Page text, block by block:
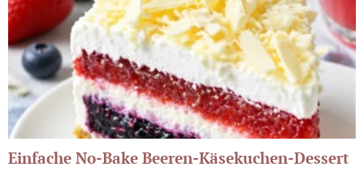
Einfache No-Bake Beeren-Käsekuchen-Dessert